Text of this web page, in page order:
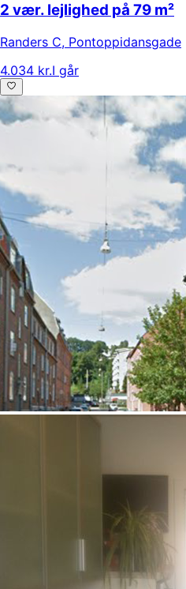
2 vær. lejlighed på 79 m²
Randers C, Pontoppidansgade
4.034 kr.I går